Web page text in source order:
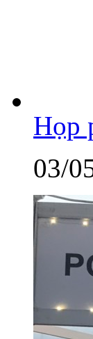
Họp
03/